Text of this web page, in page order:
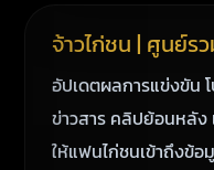
จ้าวไก่ชน | ศูนย์ร
อัปเดตผลการแข่งขัน
ข่าวสาร คลิปย้อนหลัง
ให้แฟนไก่ชนเข้าถึงข้